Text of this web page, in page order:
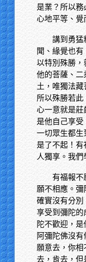
是業？所以務
心地平等、覺
講到勇猛
聞、緣覺也
以特別殊勝，
他的菩薩、二
土，唯獨法藏
所以殊勝若
心一意就是莊
是他自己享
一切眾生都生
是了不起！有
人獨享。我
有福報不
願不相應。彌
確實沒有分別
享受到彌陀的
陀不歡迎，
阿彌陀佛沒
願意去，你
去，肯去，但